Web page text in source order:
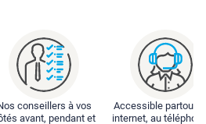
conseillers à vos
avant, pendant et
Accessible partout :
internet, au